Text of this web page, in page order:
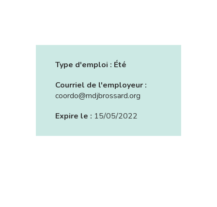
Type d'emploi : Été
Courriel de l'employeur :
coordo@mdjbrossard.org
Expire le : 15/05/2022